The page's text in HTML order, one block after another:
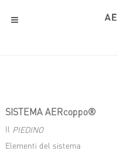
SISTEMA AERcoppo®
Il PIEDINO
Elementi del sistema